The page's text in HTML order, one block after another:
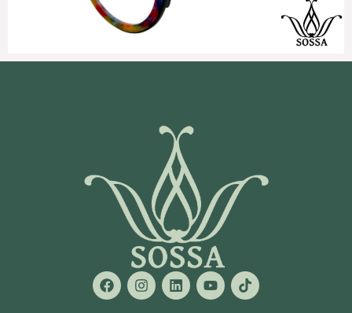
F
a
c
I
n
s
L
i
n
Y
o
u
T
i
k